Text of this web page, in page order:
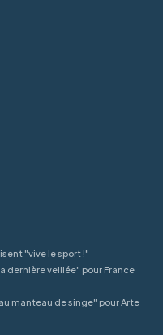
"vive le sport !"
dernière veillée" pour France
manteau de singe" pour Arte